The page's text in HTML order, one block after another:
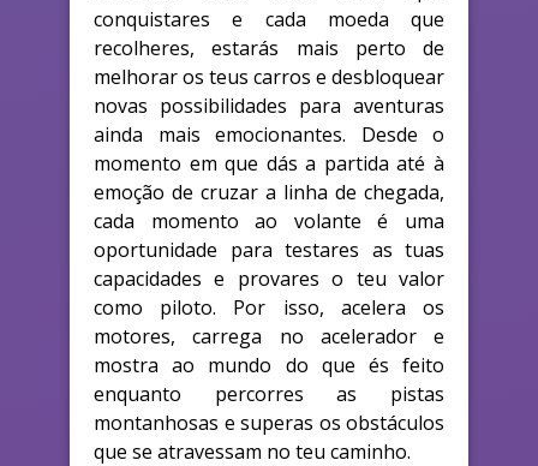
conquistares e cada moeda que
recolheres, estarás mais perto de
melhorar os teus carros e desbloquear
novas possibilidades para aventuras
ainda mais emocionantes. Desde o
momento em que dás a partida até à
emoção de cruzar a linha de chegada,
cada momento ao volante é uma
oportunidade para testares as tuas
capacidades e provares o teu valor
como piloto. Por isso, acelera os
motores, carrega no acelerador e
mostra ao mundo do que és feito
enquanto percorres as pistas
montanhosas e superas os obstáculos
que se atravessam no teu caminho.